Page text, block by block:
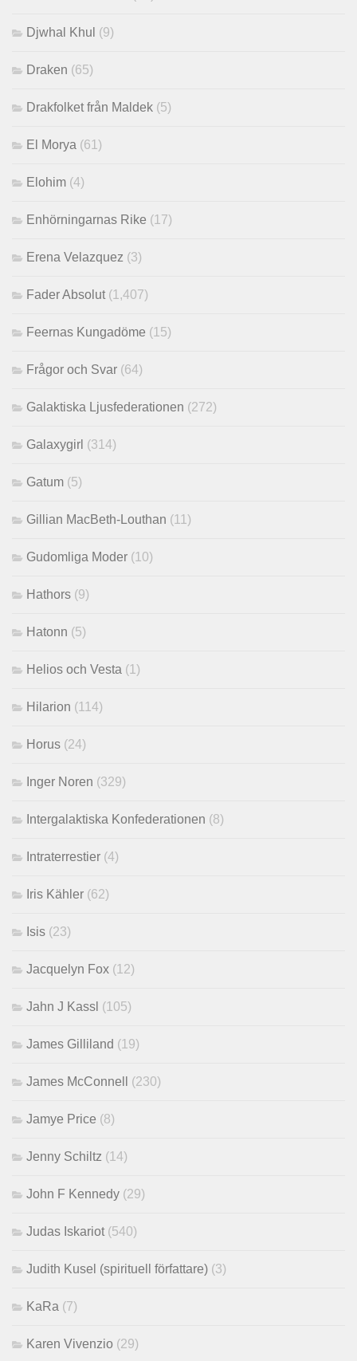
Djwhal Khul (9)
Draken (65)
Drakfolket från Maldek (5)
El Morya (61)
Elohim (4)
Enhörningarnas Rike (17)
Erena Velazquez (3)
Fader Absolut (1,407)
Feernas Kungadöme (15)
Frågor och Svar (64)
Galaktiska Ljusfederationen (272)
Galaxygirl (314)
Gatum (5)
Gillian MacBeth-Louthan (11)
Gudomliga Moder (10)
Hathors (9)
Hatonn (5)
Helios och Vesta (1)
Hilarion (114)
Horus (24)
Inger Noren (329)
Intergalaktiska Konfederationen (8)
Intraterrestier (4)
Iris Kähler (62)
Isis (23)
Jacquelyn Fox (12)
Jahn J Kassl (105)
James Gilliland (19)
James McConnell (230)
Jamye Price (8)
Jenny Schiltz (14)
John F Kennedy (29)
Judas Iskariot (540)
Judith Kusel (spirituell författare) (3)
KaRa (7)
Karen Vivenzio (29)